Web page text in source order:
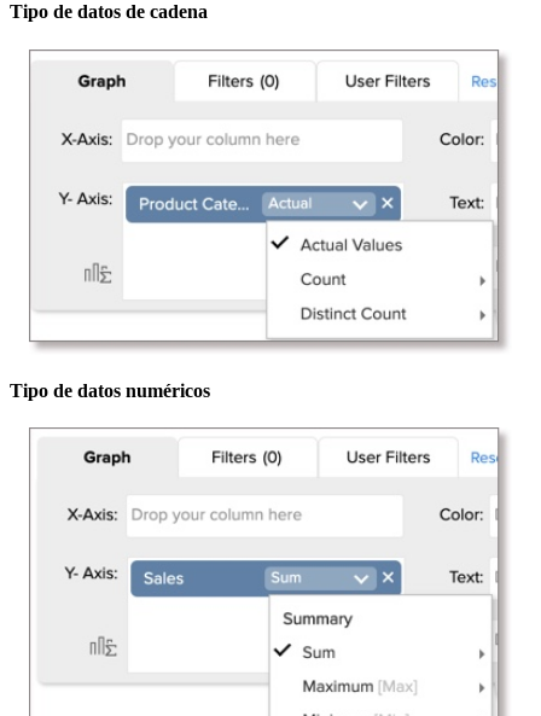
Tipo de datos de cadena
Tipo de datos numéricos